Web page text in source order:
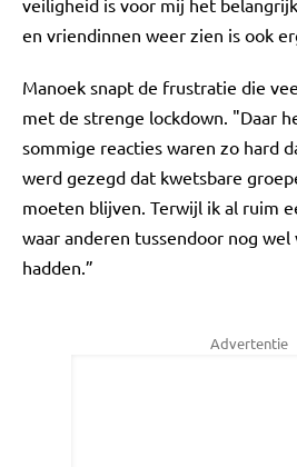
veiligheid is voor mij het
en vriendinnen weer zien is ook
Manoek snapt de frustratie die
met de strenge lockdown. "Daar
sommige reacties waren zo hard
werd gezegd dat kwetsbare
moeten blijven. Terwijl ik al ruim
waar anderen tussendoor nog
hadden.”
Advertentie